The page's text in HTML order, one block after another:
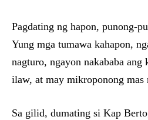
Pagdating ng hapon, punong-
Yung mga tumawa kahapon,
nagturo, ngayon nakababa ang
ilaw, at may mikroponong mas
Sa gilid, dumating si Kap